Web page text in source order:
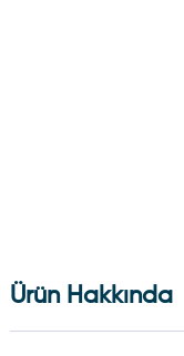
Ürün Hakkında